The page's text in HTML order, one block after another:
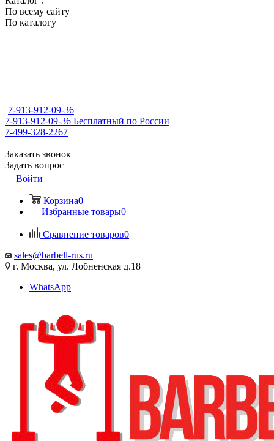
По всему сайту
По каталогу
7-913-912-09-36
7-913-912-09-36 Бесплатный по России
7-499-328-2267
Заказать звонок
Задать вопрос
Войти
Корзина0
Избранные товары0
Сравнение товаров0
sales@barbell-rus.ru
г. Москва, ул. Лобненская д.18
WhatsApp